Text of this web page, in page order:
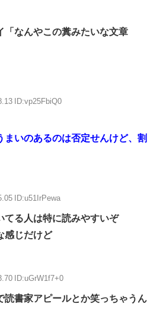
「なんやこの糞みたいな文章
ID:vp25FbiQ0
まいのあるのは否定せんけど、割
ID:u51IrPewa
てる人は特に読みやすいぞ
感じだけど
ID:uGrW1f7+0
読書家アピールとか笑っちゃうん